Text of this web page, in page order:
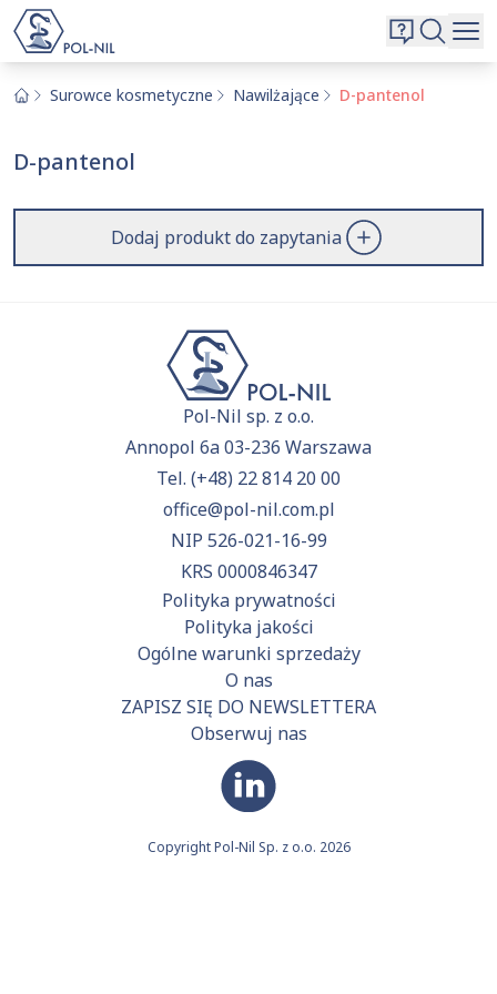
Kontakt
Surowce kosmetyczne Nawilżające D-pantenol
D-pantenol
Dodaj produkt do zapytania
Pol-Nil sp. z o.o.
Annopol 6a 03-236 Warszawa
Tel. (+48) 22 814 20 00
office@pol-nil.com.pl
NIP 526-021-16-99
KRS 0000846347
Polityka prywatności
Polityka jakości
Ogólne warunki sprzedaży
O nas
ZAPISZ SIĘ DO NEWSLETTERA
Obserwuj nas
Copyright Pol-Nil Sp. z o.o. 2026
Wybrane surowce i substancje
Przejdź doofertyi dodaj surowce, o których chcesz
dowiedzieć się więcej.
Wyszukiwarka
Szukaj